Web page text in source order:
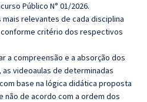
Público N° 01/2026.
relevantes de cada disciplina
critério dos respectivos
a compreensão e a absorção dos
videoaulas de determinadas
base na lógica didática proposta
de acordo com a ordem dos